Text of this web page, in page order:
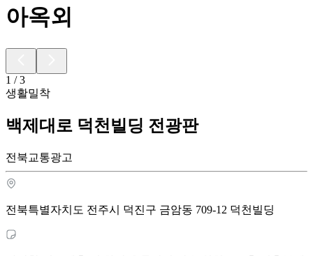
아옥외
1 /3
생활밀착
백제대로 덕천빌딩 전광판
전북교통광고
전북특별자치도 전주시 덕진구 금암동 709-12 덕천빌딩